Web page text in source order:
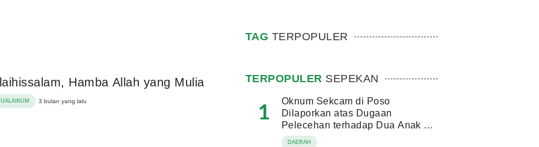
Hamba Allah yang Mulia
3 bulan yang lalu
TAG TERPOPULER
TERPOPULER SEPEKAN
1
Oknum Sekcam di Poso
Dilaporkan atas Dugaan
Pelecehan terhadap Dua Anak di
Bawah Umur
DAERAH